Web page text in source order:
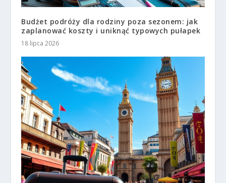
Budżet podróży dla rodziny poza sezonem: jak
zaplanować koszty i uniknąć typowych pułapek
18 lipca 2026